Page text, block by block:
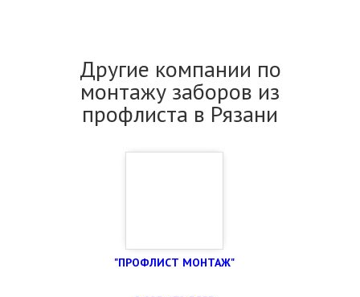
Другие компании по
монтажу заборов из
профлиста в Рязани
"ПРОФЛИСТ МОНТАЖ"